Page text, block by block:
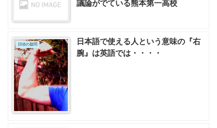
議論がでている熊本第一高校
日頃の疑問
日本語で使える人という意味の『右
腕』は英語では・・・・